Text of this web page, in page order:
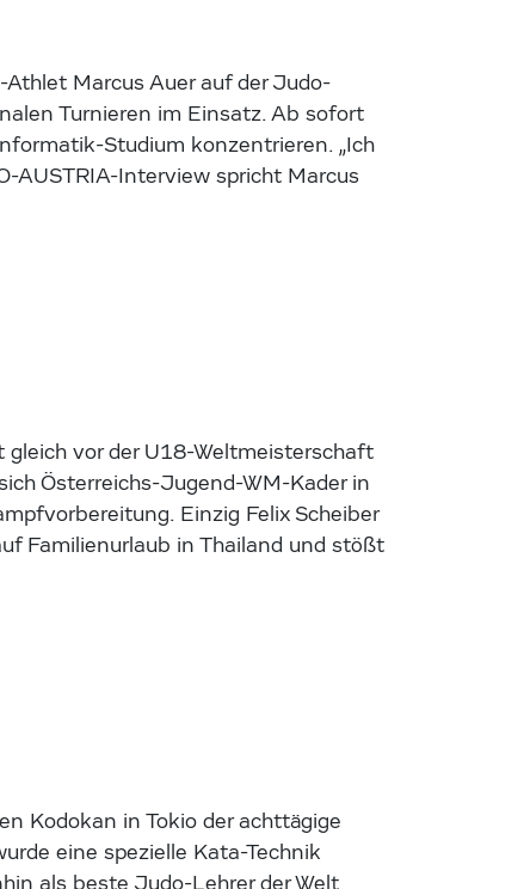
Marcus Auer auf der Judo-
Turnieren im Einsatz. Ab sofort
Studium konzentrieren. „Ich
AUSTRIA-Interview spricht Marcus
gleich vor der U18-Weltmeisterschaft
Österreichs-Jugend-WM-Kader in
Einzig Felix Scheiber
Familienurlaub in Thailand und stößt
Kodokan in Tokio der achttägige
eine spezielle Kata-Technik
als beste Judo-Lehrer der Welt